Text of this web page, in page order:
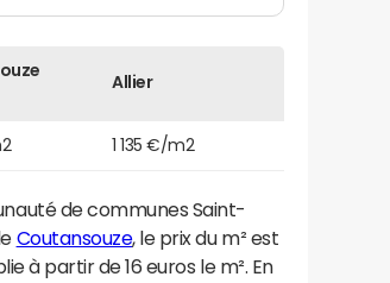
Allier
1 135 €/m2
de communes Saint-
Coutansouze, le prix du m² est
à partir de 16 euros le m². En